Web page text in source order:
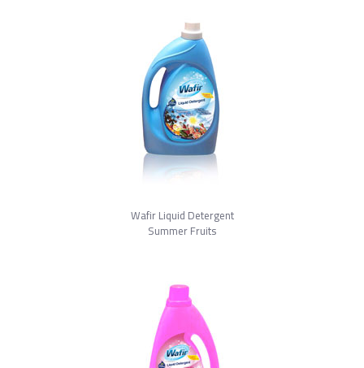
Wafir Liquid Detergent
Summer Fruits